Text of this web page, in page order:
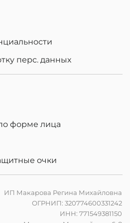
перс. данных
форме лица
очки
ИП Макарова Регина Михайловна
ОГРНИП: 320774600331242
ИНН: 771549381150